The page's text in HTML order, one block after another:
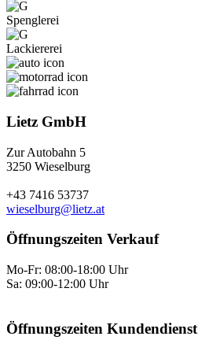
Spenglerei
Lackiererei
Lietz GmbH
Zur Autobahn 5
3250 Wieselburg
+43 7416 53737
wieselburg@lietz.at
Öffnungszeiten Verkauf
Mo-Fr: 08:00-18:00 Uhr
Sa: 09:00-12:00 Uhr
Öffnungszeiten Kundendienst